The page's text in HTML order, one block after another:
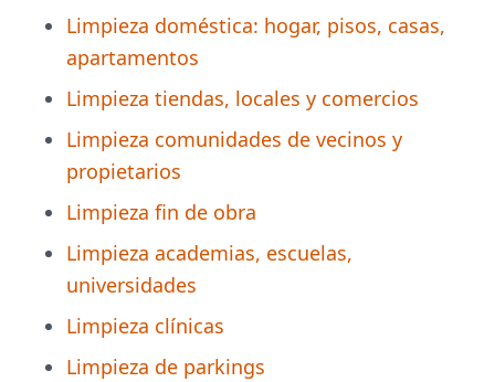
Limpieza doméstica: hogar, pisos, casas,
apartamentos
Limpieza tiendas, locales y comercios
Limpieza comunidades de vecinos y
propietarios
Limpieza fin de obra
Limpieza academias, escuelas,
universidades
Limpieza clínicas
Limpieza de parkings